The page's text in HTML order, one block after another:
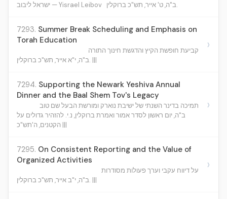
ישראל ליבוב — Yisrael Leibov
ב"ה, ט' אייר, תש"כ ברוקלין.
7293. Summer Break Scheduling and Emphasis on
Torah Education
קביעת חופשת הקיץ והדגשת חינוך התורה
ב"ה, י"א אייר, תש"כ ברוקלין. |||
›
7294. Supporting the Newark Yeshiva Annual
Dinner and the Baal Shem Tov's Legacy
תמיכה בדינר השנתי של ישיבת נוארק ומורשת הבעל שם טוב
ב"ה, יום ראשון לסדר אמור ואמרת ברוקלין, נ.י. להזהיר גדולים על
הקטנים, ה'תש"כ |||
›
7295. On Consistent Reporting and the Value of
Organized Activities
על דיווח עקבי וערך פעולות מסודרות
ב"ה, י"ב אייר, תש"כ ברוקלין. |||
›